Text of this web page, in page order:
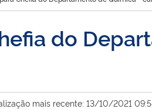
do
mais recente: 13/10/2021